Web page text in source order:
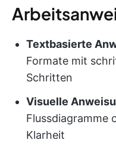
Textbasierte
Formate mit
Schritten
Visuelle
Flussdiagramme
Klarheit